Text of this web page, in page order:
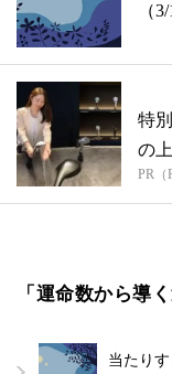
（
特
の
PR（
「運命数から導
当たり